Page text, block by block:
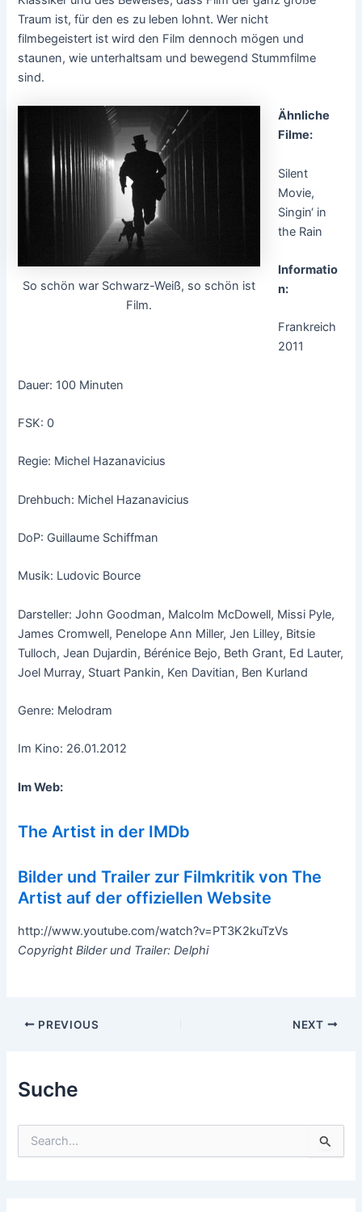
Suche
Traum ist, für den es zu leben lohnt. Wer nicht
filmbegeistert ist wird den Film dennoch mögen und
staunen, wie unterhaltsam und bewegend Stummfilme
sind.
So schön war Schwarz-Weiß, so schön ist
Film.
Ähnliche
Filme:
Silent
Movie,
Singin‘ in
the Rain
Informatio
n:
Frankreich
2011
Dauer: 100 Minuten
FSK: 0
Regie: Michel Hazanavicius
Drehbuch: Michel Hazanavicius
DoP: Guillaume Schiffman
Musik: Ludovic Bource
Darsteller: John Goodman, Malcolm McDowell, Missi Pyle,
James Cromwell, Penelope Ann Miller, Jen Lilley, Bitsie
Tulloch, Jean Dujardin, Bérénice Bejo, Beth Grant, Ed Lauter,
Joel Murray, Stuart Pankin, Ken Davitian, Ben Kurland
Genre: Melodram
Im Kino: 26.01.2012
Im Web:
The Artist in der IMDb
Bilder und Trailer zur Filmkritik von The
Artist auf der offiziellen Website
http://www.youtube.com/watch?v=PT3K2kuTzVs
Copyright Bilder und Trailer: Delphi
Post
PREVIOUS NEXT